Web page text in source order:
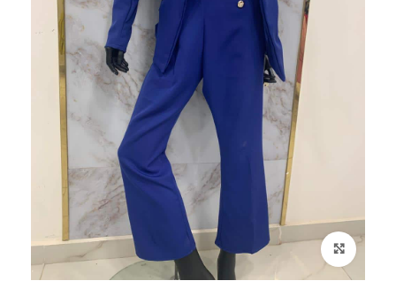
انقر هنا لتكبير الصورة